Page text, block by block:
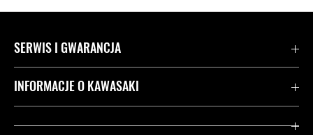
SERWIS I GWARANCJA
Kontakt
INFORMACJE O KAWASAKI
Dziedzictwo Kawasaki